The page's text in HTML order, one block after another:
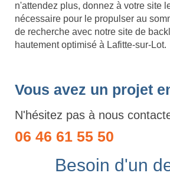
n'attendez plus, donnez à votre site
nécessaire pour le propulser au
de recherche avec notre site de
hautement optimisé à Lafitte-sur-Lot.
Vous avez un projet
N'hésitez pas à nous
06 46 61 55 50
Besoin d'un